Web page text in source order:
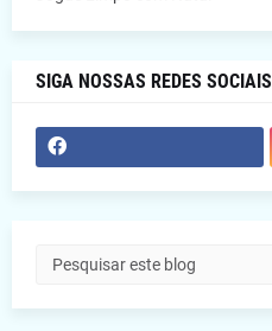
SIGA NOSSAS REDES SOCIAIS